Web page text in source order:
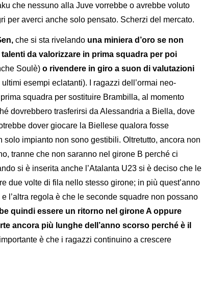
che nessuno alla Juve vorrebbe o avrebbe voluto
per averci anche solo pensato. Scherzi del mercato.
che si sta rivelando una miniera d’oro se non
da valorizzare in prima squadra per poi
Soulè) o rivendere in giro a suon di valutazioni
esempi eclatanti). I ragazzi dell’ormai neo-
squadra per sostituire Brambilla, al momento
dovrebbero trasferirsi da Alessandria a Biella, dove
dover giocare la Biellese qualora fosse
solo impianto non sono gestibili. Oltretutto, ancora non
tranne che non saranno nel girone B perché ci
si è inserita anche l’Atalanta U23 si è deciso che le
due volte di fila nello stesso girone; in più quest’anno
l’altra regola è che le seconde squadre non possano
quindi essere un ritorno nel girone A oppure
ancora più lunghe dell’anno scorso perché è il
è che i ragazzi continuino a crescere